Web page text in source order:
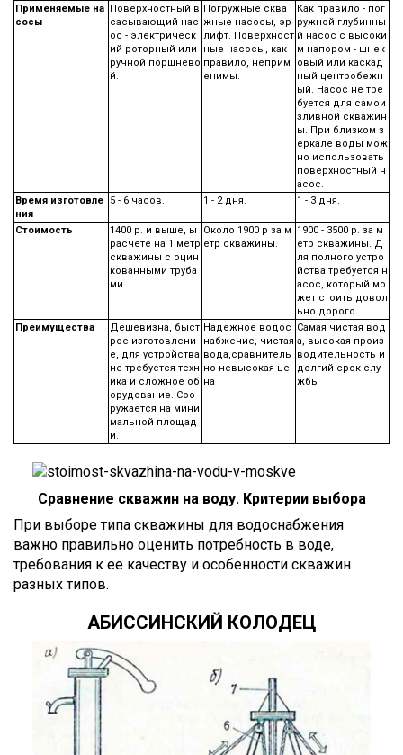
Применяемые на
сосы
Поверхностный в
сасывающий нас
ос - электрическ
ий роторный или
ручной поршнево
й.
Погружные сква
жные насосы, эр
лифт. Поверхност
ные насосы, как
правило, неприм
енимы.
Как правило - пог
ружной глубинны
й насос с высоки
м напором - шнек
овый или каскад
ный центробежн
ый. Насос не тре
буется для самои
зливной скважин
ы. При близком з
еркале воды мож
но использовать
поверхностный н
асос.
Время изготовле
ния
5 - 6 часов. 1 - 2 дня. 1 - 3 дня.
Стоимость
1400 р. и выше, ы
расчете на 1 метр
скважины с оцин
кованными труба
ми.
Около 1900 р за м
етр скважины.
1900 - 3500 р. за м
етр скважины. Д
ля полного устро
йства требуется н
асос, который мо
жет стоить довол
ьно дорого.
Преимущества
Дешевизна, быст
рое изготовлени
е, для устройства
не требуется техн
ика и сложное об
орудование. Соо
ружается на мини
мальной площад
и.
Надежное водос
набжение, чистая
вода,сравнитель
но невысокая це
на
Самая чистая вод
а, высокая произ
водительность и
долгий срок слу
жбы
Сравнение скважин на воду. Критерии выбора
При выборе типа скважины для водоснабжения
важно правильно оценить потребность в воде,
требования к ее качеству и особенности скважин
разных типов.
АБИССИНСКИЙ КОЛОДЕЦ